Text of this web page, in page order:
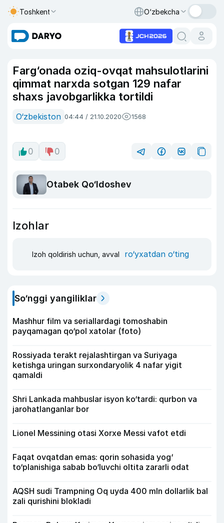
Toshkent O‘zbekcha
Farg‘onada oziq-ovqat mahsulotlarini
qimmat narxda sotgan 129 nafar
shaxs javobgarlikka tortildi
O‘zbekiston 04:44 / 21.10.2020 1568
0 0
Otabek Qo‘ldoshev
Izohlar
Izoh qoldirish uchun, avval ro‘yxatdan o‘ting
So‘nggi yangiliklar
Mashhur film va seriallardagi tomoshabin
payqamagan qo‘pol xatolar (foto)
Rossiyada terakt rejalashtirgan va Suriyaga
ketishga uringan surxondaryolik 4 nafar yigit
qamaldi
Shri Lankada mahbuslar isyon ko‘tardi: qurbon va
jarohatlanganlar bor
Lionel Messining otasi Xorxe Messi vafot etdi
Faqat ovqatdan emas: qorin sohasida yog‘
to‘planishiga sabab bo‘luvchi oltita zararli odat
AQSH sudi Trampning Oq uyda 400 mln dollarlik bal
zali qurishini blokladi